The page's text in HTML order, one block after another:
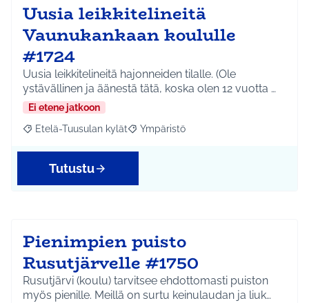
Uusia leikkitelineitä
Vaunukankaan koululle
#1724
Uusia leikkitelineitä hajonneiden tilalle. (Ole
ystävällinen ja äänestä tätä, koska olen 12 vuotta …
Ei etene jatkoon
Rajaa tulokset aihepiirin mukaan: Etelä-Tuusulan kylät
Etelä-Tuusulan kylät Rajaa tulokset teeman mukaan:
Ympäristö
Tutustu
Pienimpien puisto
Rusutjärvelle #1750
Rusutjärvi (koulu) tarvitsee ehdottomasti puiston
myös pienille. Meillä on surtu keinulaudan ja liuk…